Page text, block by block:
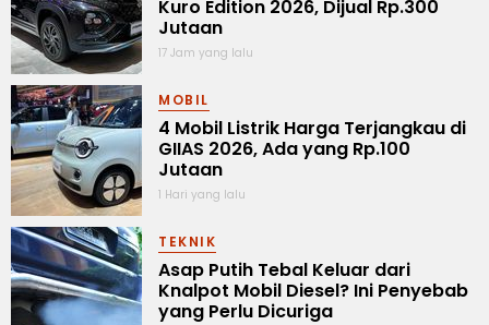
Kuro Edition 2026, Dijual Rp.300
Jutaan
17 Jam yang lalu
MOBIL
4 Mobil Listrik Harga Terjangkau di
GIIAS 2026, Ada yang Rp.100
Jutaan
1 Hari yang lalu
TEKNIK
Asap Putih Tebal Keluar dari
Knalpot Mobil Diesel? Ini Penyebab
yang Perlu Dicuriga